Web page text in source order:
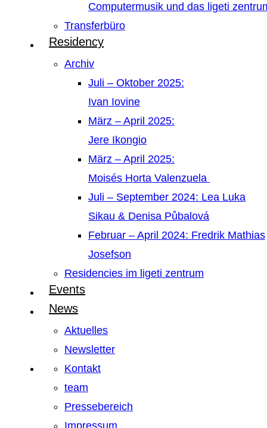
Computermusik und das ligeti
Transferbüro
Residency
Archiv
Juli – Oktober 2025:
Ivan Iovine
März – April 2025:
Jere Ikongio
März – April 2025:
Moisés Horta Valenzuela
Juli – September 2024: Lea Luka
Sikau & Denisa Půbalová
Februar – April 2024: Fredrik Mathias
Josefson
Residencies im ligeti zentrum
Events
News
Aktuelles
Newsletter
Kontakt
team
Pressebereich
Impressum